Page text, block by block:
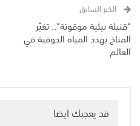
الخبر السابق
“قنبلة بيئية موقوتة”.. تغيّر
المناخ يهدد المياه الجوفية في
العالم
قد يعجبك ايضا